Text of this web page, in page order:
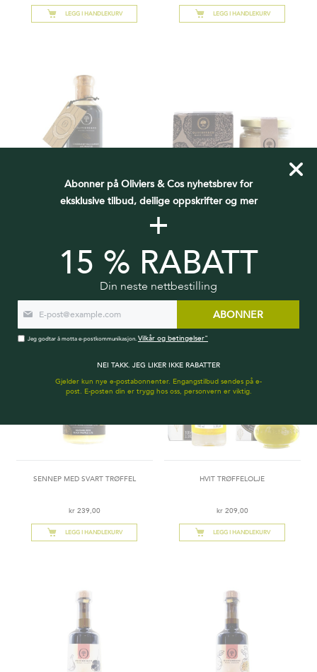
Abonner på Oliviers & Cos nyhetsbrev for
eksklusive tilbud, deilige oppskrifter og mer
+
15 % RABATT
Din neste nettbestilling
ABONNER
Jeg godtar å motta e-postkommunikasjon.Vilkår og betingelser"
NEI TAKK. JEG LIKER IKKE RABATTER
Gjelder kun nye e-postabonnenter. Engangstilbud sendes på e-
post. E-posten din er trygg hos oss, personvern er viktig.
LEGG I HANDLEKURV LEGG I HANDLEKURV
kr 279,00
LEGG I HANDLEKURV
kr 239,00
Utsolgt
SENNEP MED SVART TRØFFEL
kr 239,00
LEGG I HANDLEKURV
HVIT TRØFFELOLJE
kr 209,00
LEGG I HANDLEKURV